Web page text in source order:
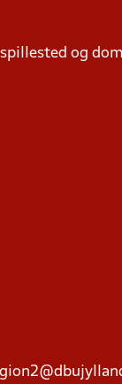
og